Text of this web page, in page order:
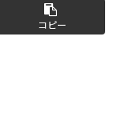
コピー